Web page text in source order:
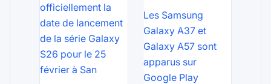
officiellement la
date de lancement
de la série Galaxy
S26 pour le 25
février à San
Les Samsung
Galaxy A37 et
Galaxy A57 sont
apparus sur
Google Play